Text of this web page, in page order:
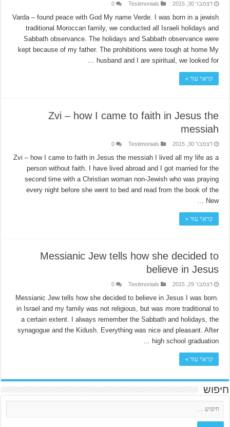
דצמבר 30, 2015 Testimonials
0
Varda – found peace with God My name Verde. I was born in a jewish
traditional Moroccan family, we conducted all Israeli holidays and
Sabbath observance. The holidays and Sabbath observance were
kept because of my father. The prohibitions were tough at home My
husband and I are spiritual, we looked for …
קרא\י עוד »
Zvi – how I came to faith in Jesus the
messiah
דצמבר 30, 2015 Testimonials
0
Zvi – how I came to faith in Jesus the messiah I lived all my life as a
person without faith. I have lived abroad and I got married for the
second time with a Christian woman non-Jewish who was praying
every night before she went to bed and read from the book of the
New …
קרא\י עוד »
Messianic Jew tells how she decided to
believe in Jesus
דצמבר 29, 2015 Testimonials
0
.Messianic Jew tells how she decided to believe in Jesus I was born
in Israel and my family was not religious, but was more traditional to
a certain extent. I always remember the Sabbath and holidays, the
synagogue and the Kidush. Everything was nice and pleasant. After
high school graduation …
קרא\י עוד »
חיפוש